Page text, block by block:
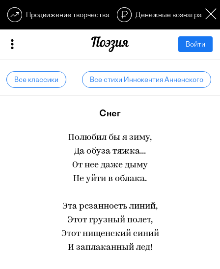
Продвижение творчества Денежные
Войти
Все классики Все стихи Иннокентия Анненского
Снег
Полюбил бы я зиму,
Да обуза тяжка...
От нее даже дыму
Не уйти в облака.
Эта резанность линий,
Этот грузный полет,
Этот нищенский синий
И заплаканный лед!